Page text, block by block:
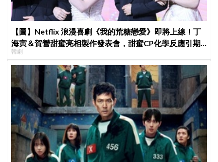
【圖】Netflix 浪漫喜劇《我的荒糖戀愛》即將上線！丁
海寅＆賀營甜蜜亮相製作發表會，甜蜜CP化學反應引期
待
韓劇